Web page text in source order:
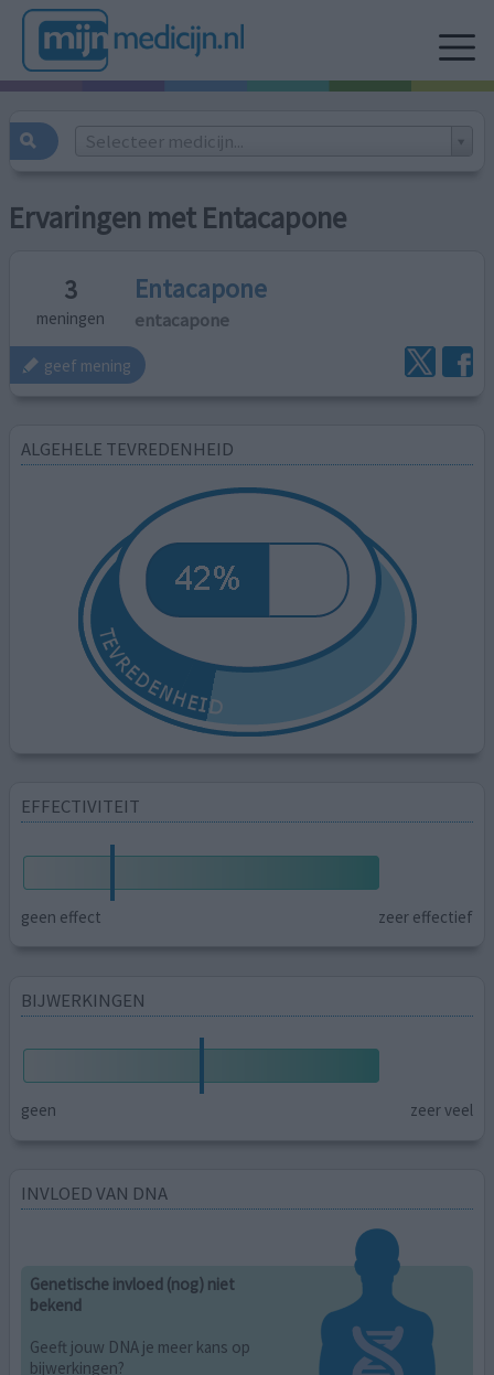
Selecteer medicijn...
Ervaringen met Entacapone
3
meningen
Entacapone
entacapone
geef mening
ALGEHELE TEVREDENHEID
EFFECTIVITEIT
geen effect zeer effectief
BIJWERKINGEN
geen zeer veel
INVLOED VAN DNA
Genetische invloed (nog) niet
bekend
Geeft jouw DNA je meer kans op
bijwerkingen?